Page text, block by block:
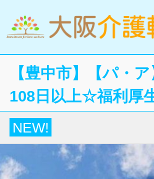
【豊中市】【パ・
108日以上☆福利厚
NEW!